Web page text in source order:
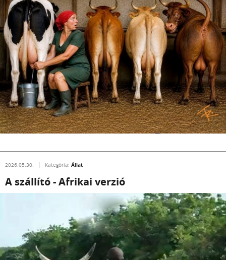
2026.05.30. Kategória: Állat
A szállító - Afrikai verzió